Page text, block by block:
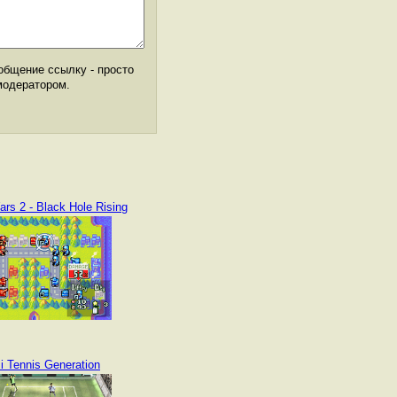
ссылку - просто
2 - Black Hole Rising
Tennis Generation